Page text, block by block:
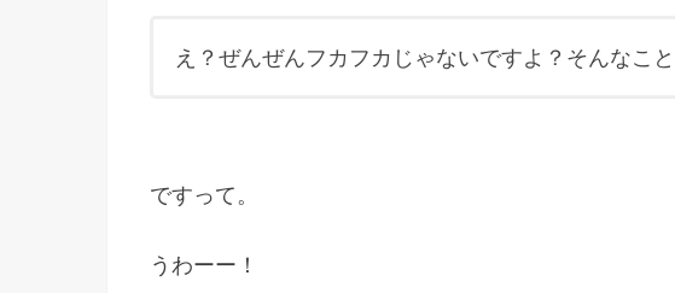
え？ぜんぜんフカフカじゃないですよ？そんなこ
ですって。
うわーー！